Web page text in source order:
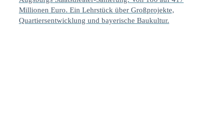
Millionen Euro. Ein Lehrstück über Großprojekte,
Quartiersentwicklung und bayerische Baukultur.